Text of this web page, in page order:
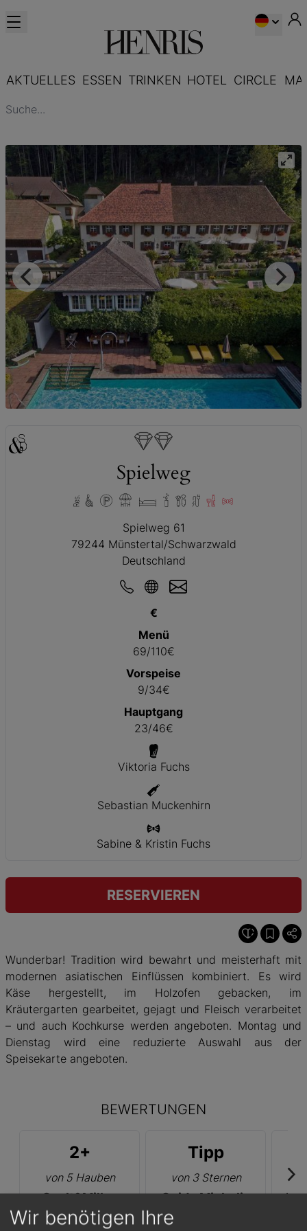
AKTUELLES ESSEN TRINKEN HOTEL CIRCLE
Spielweg
Spielweg 61
79244 Münstertal/Schwarzwald
Deutschland
€
Menü
69/110€
Vorspeise
9/34€
Hauptgang
23/46€
Viktoria Fuchs
Sebastian Muckenhirn
Sabine & Kristin Fuchs
RESERVIEREN
Wunderbar! Tradition wird bewahrt und meisterhaft mit
modernen asiatischen Einflüssen kombiniert. Es wird
Käse hergestellt, im Holzofen gebacken, im
Kräutergarten gearbeitet, gejagt und Fleisch verarbeitet
– und auch Kochkurse werden angeboten. Montag und
Dienstag wird eine reduzierte Auswahl aus der
Speisekarte angeboten.
BEWERTUNGEN
2+
von 5 Hauben
Gault&Millau
Tipp
von 3 Sternen
Guide Michelin
Wir benötigen Ihre